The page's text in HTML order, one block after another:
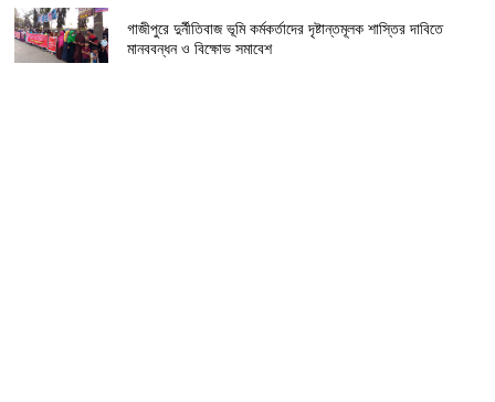
গাজীপুরে দুর্নীতিবাজ ভূমি কর্মকর্তাদের দৃষ্টান্তমূলক শাস্তির দাবিতে
মানববন্ধন ও বিক্ষোভ সমাবেশ